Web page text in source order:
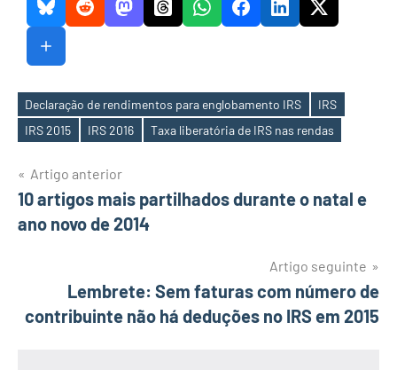
Etiquetas
Declaração de rendimentos para englobamento IRS
IRS
IRS 2015
IRS 2016 Taxa liberatória de IRS nas rendas
Navegação
de
Artigo anterior
10 artigos mais partilhados durante o natal e
ano novo de 2014
Artigo seguinte
Lembrete: Sem faturas com número de
contribuinte não há deduções no IRS em 2015